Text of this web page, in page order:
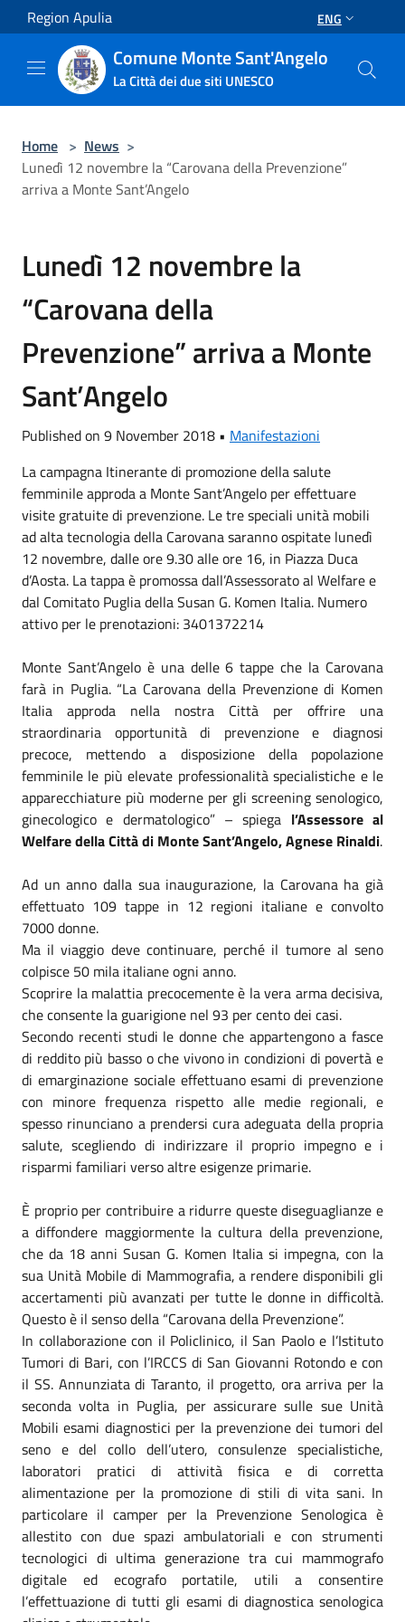
Salta al contenuto principale
Region Apulia ENG
Comune Monte Sant'Angelo
La Città dei due siti UNESCO
Home > News >
Lunedì 12 novembre la “Carovana della Prevenzione”
arriva a Monte Sant’Angelo
Lunedì 12 novembre la
“Carovana della
Prevenzione” arriva a Monte
Sant’Angelo
Published on 9 November 2018 • Manifestazioni
La campagna Itinerante di promozione della salute
femminile approda a Monte Sant’Angelo per effettuare
visite gratuite di prevenzione. Le tre speciali unità mobili
ad alta tecnologia della Carovana saranno ospitate lunedì
12 novembre, dalle ore 9.30 alle ore 16, in Piazza Duca
d’Aosta. La tappa è promossa dall’Assessorato al Welfare e
dal Comitato Puglia della Susan G. Komen Italia. Numero
attivo per le prenotazioni: 3401372214
Monte Sant’Angelo è una delle 6 tappe che la Carovana
farà in Puglia. “La Carovana della Prevenzione di Komen
Italia approda nella nostra Città per offrire una
straordinaria opportunità di prevenzione e diagnosi
precoce, mettendo a disposizione della popolazione
femminile le più elevate professionalità specialistiche e le
apparecchiature più moderne per gli screening senologico,
ginecologico e dermatologico” – spiega l’Assessore al
Welfare della Città di Monte Sant’Angelo, Agnese Rinaldi.
Ad un anno dalla sua inaugurazione, la Carovana ha già
effettuato 109 tappe in 12 regioni italiane e convolto
7000 donne.
Ma il viaggio deve continuare, perché il tumore al seno
colpisce 50 mila italiane ogni anno.
Scoprire la malattia precocemente è la vera arma decisiva,
che consente la guarigione nel 93 per cento dei casi.
Secondo recenti studi le donne che appartengono a fasce
di reddito più basso o che vivono in condizioni di povertà e
di emarginazione sociale effettuano esami di prevenzione
con minore frequenza rispetto alle medie regionali, e
spesso rinunciano a prendersi cura adeguata della propria
salute, scegliendo di indirizzare il proprio impegno e i
risparmi familiari verso altre esigenze primarie.
È proprio per contribuire a ridurre queste diseguaglianze e
a diffondere maggiormente la cultura della prevenzione,
che da 18 anni Susan G. Komen Italia si impegna, con la
sua Unità Mobile di Mammografia, a rendere disponibili gli
accertamenti più avanzati per tutte le donne in difficoltà.
Questo è il senso della “Carovana della Prevenzione”.
In collaborazione con il Policlinico, il San Paolo e l’Istituto
Tumori di Bari, con l’IRCCS di San Giovanni Rotondo e con
il SS. Annunziata di Taranto, il progetto, ora arriva per la
seconda volta in Puglia, per assicurare sulle sue Unità
Mobili esami diagnostici per la prevenzione dei tumori del
seno e del collo dell’utero, consulenze specialistiche,
laboratori pratici di attività fisica e di corretta
alimentazione per la promozione di stili di vita sani. In
particolare il camper per la Prevenzione Senologica è
allestito con due spazi ambulatoriali e con strumenti
tecnologici di ultima generazione tra cui mammografo
digitale ed ecografo portatile, utili a consentire
l’effettuazione di tutti gli esami di diagnostica senologica